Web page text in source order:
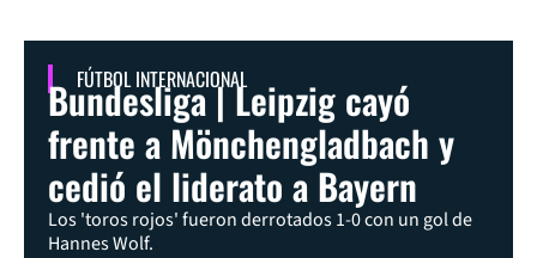
FÚTBOL INTERNACIONAL
Bundesliga | Leipzig cayó
frente a Mönchengladbach y
cedió el liderato a Bayern
Los 'toros rojos' fueron derrotados 1-0 con un gol de
Hannes Wolf.